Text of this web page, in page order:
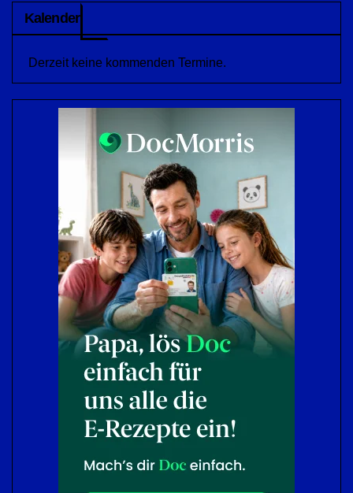
Kalender
Derzeit keine kommenden Termine.